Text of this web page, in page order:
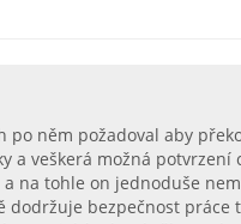
po něm požadoval aby
a veškerá možná potvrzení
na tohle on jednoduše
dodržuje bezpečnost práce